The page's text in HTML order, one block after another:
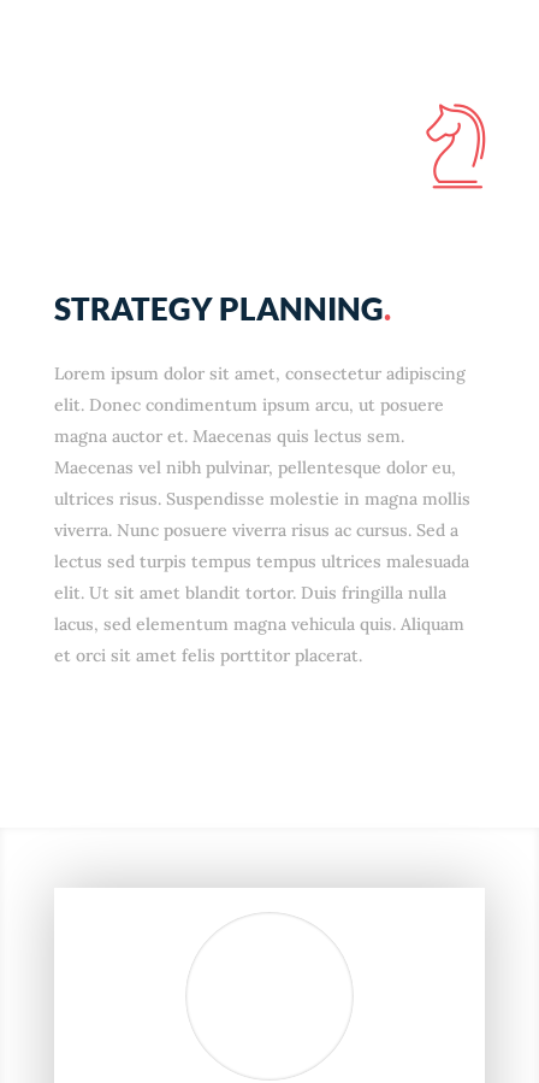
STRATEGY PLANNING.
Lorem ipsum dolor sit amet, consectetur adipiscing
elit. Donec condimentum ipsum arcu, ut posuere
magna auctor et. Maecenas quis lectus sem.
Maecenas vel nibh pulvinar, pellentesque dolor eu,
ultrices risus. Suspendisse molestie in magna mollis
viverra. Nunc posuere viverra risus ac cursus. Sed a
lectus sed turpis tempus tempus ultrices malesuada
elit. Ut sit amet blandit tortor. Duis fringilla nulla
lacus, sed elementum magna vehicula quis. Aliquam
et orci sit amet felis porttitor placerat.